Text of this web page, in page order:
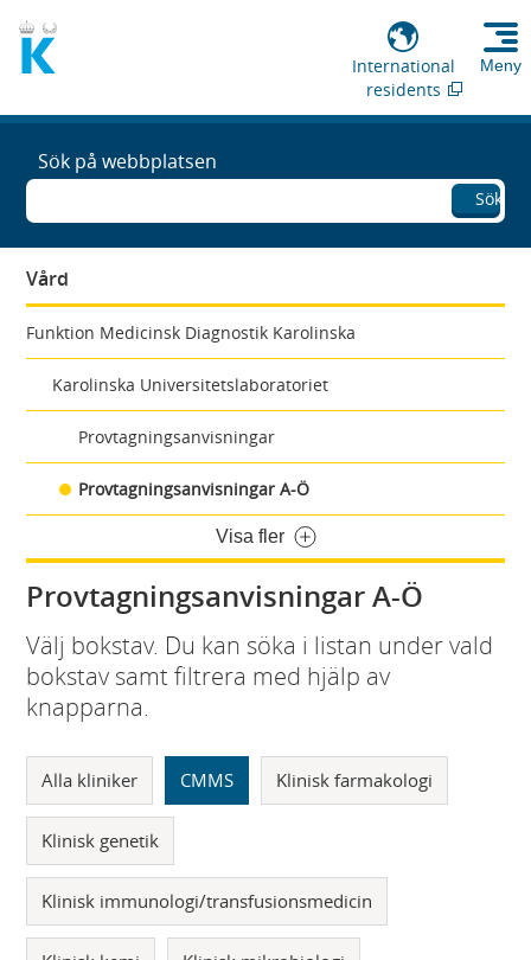
International
residents
Meny
Sök på webbplatsen
Sök
Vård
Funktion Medicinsk Diagnostik Karolinska
Karolinska Universitetslaboratoriet
Provtagningsanvisningar
Provtagningsanvisningar A-Ö
Visa fler
Provtagningsanvisningar A-Ö
Välj bokstav. Du kan söka i listan under vald
bokstav samt filtrera med hjälp av
knapparna.
Alla kliniker CMMS Klinisk farmakologi
Klinisk genetik
Klinisk immunologi/transfusionsmedicin